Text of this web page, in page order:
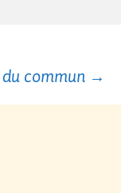
commun →